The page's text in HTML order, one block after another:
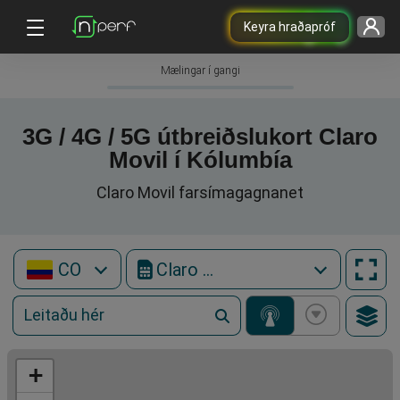
Keyra hraðapróf
Mælingar í gangi
3G / 4G / 5G útbreiðslukort Claro
Movil í Kólumbía
Claro Movil farsímagagnanet
CO Claro Movil
+